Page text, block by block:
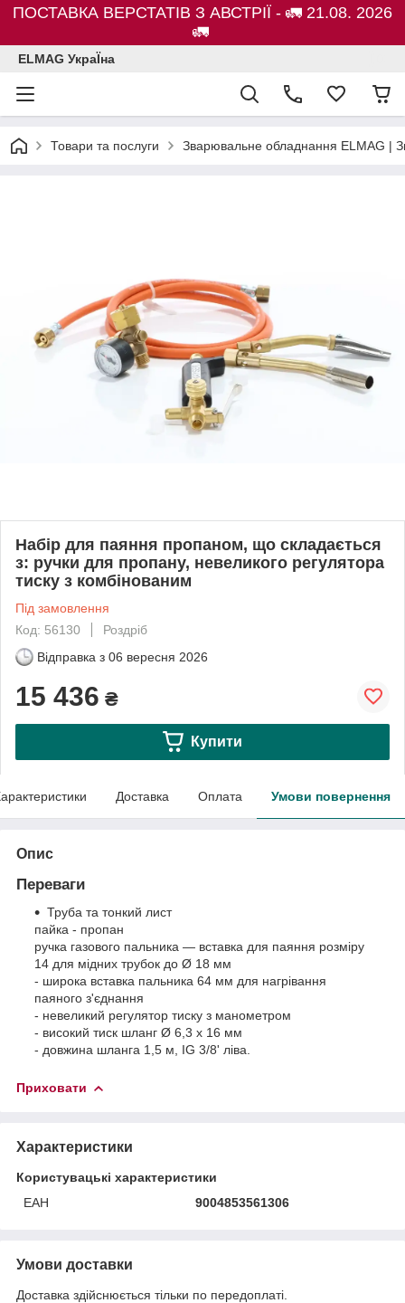
ПОСТАВКА ВЕРСТАТІВ З АВСТРІЇ - 🚛 21.08. 2026
🚛
ELMAG УкраЇна
Товари та послуги Зварювальне обладнання ELMAG |
Набір для паяння пропаном, що складається
з: ручки для пропану, невеликого регулятора
тиску з комбінованим
Під замовлення
Код: 56130
Роздріб
Відправка з 06 вересня 2026
15 436 ₴
Купити
Доставка Оплата Умови повернення
Опис
Переваги
Труба та тонкий лист
пайка - пропан
ручка газового пальника — вставка для паяння розміру
14 для мідних трубок до Ø 18 мм
- широка вставка пальника 64 мм для нагрівання
паяного з'єднання
- невеликий регулятор тиску з манометром
- високий тиск шланг Ø 6,3 х 16 мм
- довжина шланга 1,5 м, IG 3/8' ліва.
Приховати
Характеристики
Користувацькі характеристики
ЕАН
9004853561306
Умови доставки
Доставка здійснюється тільки по передоплаті.